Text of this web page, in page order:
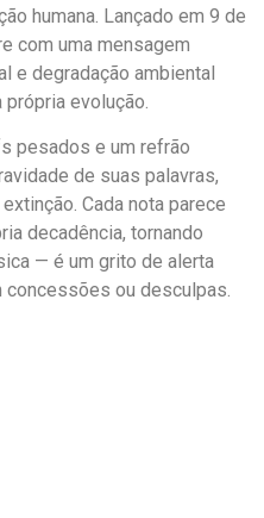
humana. Lançado em 9 de
com uma mensagem
e degradação ambiental
evolução.
pesados e um refrão
de suas palavras,
Cada nota parece
decadência, tornando
— é um grito de alerta
concessões ou desculpas.